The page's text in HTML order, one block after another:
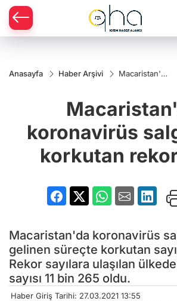
Anasayfa Haber Arşivi
Macaristan'da
korkutan
rekor sayı!
koronavirüs
korkutan
Macaristan'da koronavirüs
gelinen süreçte korkutan
Rekor sayılara ulaşılan
sayısı 11 bin 265 oldu.
Haber Giriş Tarihi: 27.03.2021 13:55